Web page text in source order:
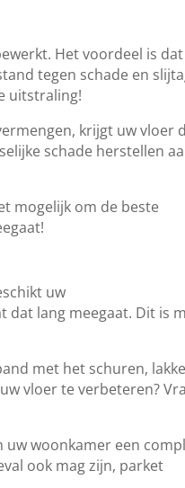
Het voordeel is
tegen schade en
uitstraling!
krijgt uw vloer
schade herstellen
mogelijk om de beste
uw
dat lang meegaat. Dit is
met het schuren,
vloer te verbeteren?
uw woonkamer een
ook mag zijn, parket